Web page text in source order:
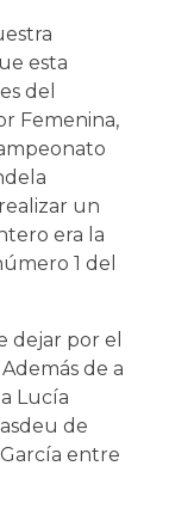
esta
del
Femenina,
un
era la
1 del
dejar por el
de a
Lucía
de
entre